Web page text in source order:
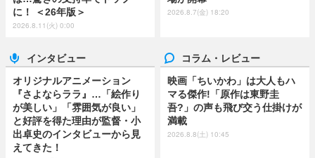
に！ ＜26年版＞
2026.8.11(火) 0:00
2026.8.7(金) 18:20
インタビュー
オリジナルアニメーション
『さよならララ』…「絵作り
が美しい」「雰囲気が良い」
と好評を得た理由が監督・小
出卓史のインタビューから見
えてきた！
コラム・レビュー
映画「ちいかわ」は大人もハ
マる傑作!「原作は東野圭
吾?」の声も飛び交う仕掛けが
満載
2026.8.8(土) 10:45